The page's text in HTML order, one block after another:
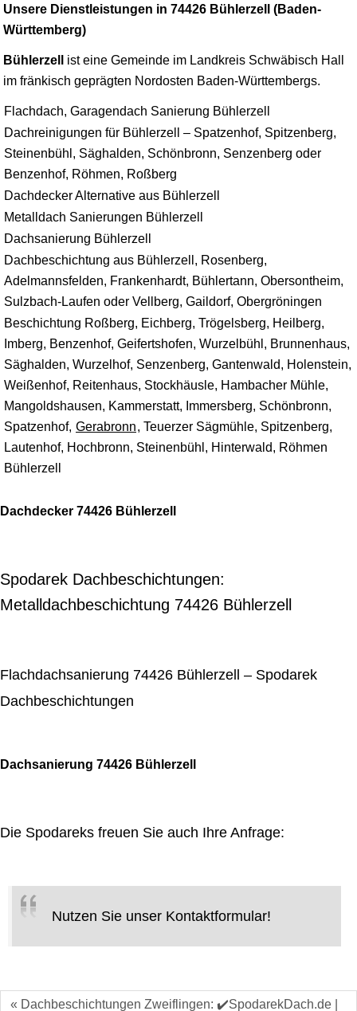
Unsere Dienstleistungen in 74426 Bühlerzell (Baden-
Württemberg)
Bühlerzell ist eine Gemeinde im Landkreis Schwäbisch Hall
im fränkisch geprägten Nordosten Baden-Württembergs.
Flachdach, Garagendach Sanierung Bühlerzell
Dachreinigungen für Bühlerzell – Spatzenhof, Spitzenberg,
Steinenbühl, Säghalden, Schönbronn, Senzenberg oder
Benzenhof, Röhmen, Roßberg
Dachdecker Alternative aus Bühlerzell
Metalldach Sanierungen Bühlerzell
Dachsanierung Bühlerzell
Dachbeschichtung aus Bühlerzell, Rosenberg,
Adelmannsfelden, Frankenhardt, Bühlertann, Obersontheim,
Sulzbach-Laufen oder Vellberg, Gaildorf, Obergröningen
Beschichtung Roßberg, Eichberg, Trögelsberg, Heilberg,
Imberg, Benzenhof, Geifertshofen, Wurzelbühl, Brunnenhaus,
Säghalden, Wurzelhof, Senzenberg, Gantenwald, Holenstein,
Weißenhof, Reitenhaus, Stockhäusle, Hambacher Mühle,
Mangoldshausen, Kammerstatt, Immersberg, Schönbronn,
Spatzenhof, Gerabronn, Teuerzer Sägmühle, Spitzenberg,
Lautenhof, Hochbronn, Steinenbühl, Hinterwald, Röhmen
Bühlerzell
Dachdecker 74426 Bühlerzell
Spodarek Dachbeschichtungen:
Metalldachbeschichtung 74426 Bühlerzell
Flachdachsanierung 74426 Bühlerzell – Spodarek
Dachbeschichtungen
Dachsanierung 74426 Bühlerzell
Die Spodareks freuen Sie auch Ihre Anfrage:
Nutzen Sie unser Kontaktformular!
« Dachbeschichtungen Zweiflingen: ✔️SpodarekDach.de |